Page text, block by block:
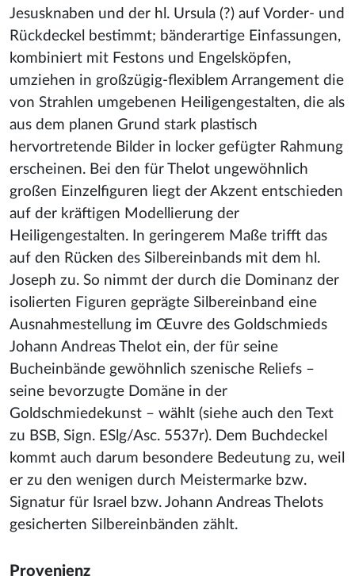
Jesusknaben und der hl. Ursula (?) auf Vorder- und
Rückdeckel bestimmt; bänderartige Einfassungen,
kombiniert mit Festons und Engelsköpfen,
umziehen in großzügig-flexiblem Arrangement die
von Strahlen umgebenen Heiligengestalten, die als
aus dem planen Grund stark plastisch
hervortretende Bilder in locker gefügter Rahmung
erscheinen. Bei den für Thelot ungewöhnlich
großen Einzelfiguren liegt der Akzent entschieden
auf der kräftigen Modellierung der
Heiligengestalten. In geringerem Maße trifft das
auf den Rücken des Silbereinbands mit dem hl.
Joseph zu. So nimmt der durch die Dominanz der
isolierten Figuren geprägte Silbereinband eine
Ausnahmestellung im Œuvre des Goldschmieds
Johann Andreas Thelot ein, der für seine
Bucheinbände gewöhnlich szenische Reliefs –
seine bevorzugte Domäne in der
Goldschmiedekunst – wählt (siehe auch den Text
zu BSB, Sign. ESlg/Asc. 5537r). Dem Buchdeckel
kommt auch darum besondere Bedeutung zu, weil
er zu den wenigen durch Meistermarke bzw.
Signatur für Israel bzw. Johann Andreas Thelots
gesicherten Silbereinbänden zählt.
Provenienz